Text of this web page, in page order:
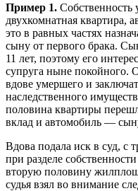
Пример 1. Собственность
двухкомнатная квартира,
это в равных частях
сыну от первого брака.
11 лет, поэтому его
супруга ныне покойного.
вдове умершего и
наследственного
половина квартиры
вклад и автомобиль —
Вдова подала иск в суд, с
при разделе
вторую половину
судья взял во внимание